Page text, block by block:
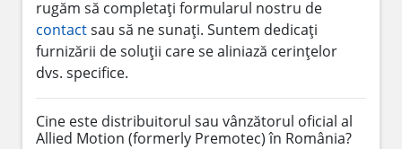
rugăm să completați formularul nostru de
contactsau să ne sunați. Suntem dedicați
furnizării de soluții care se aliniază cerințelor
dvs. specifice.
Cine este distribuitorul sau vânzătorul oficial al
Allied Motion (formerly Premotec) în România?